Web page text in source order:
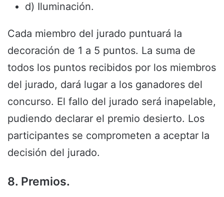
d) Iluminación.
Cada miembro del jurado puntuará la
decoración de 1 a 5 puntos. La suma de
todos los puntos recibidos por los miembros
del jurado, dará lugar a los ganadores del
concurso. El fallo del jurado será inapelable,
pudiendo declarar el premio desierto. Los
participantes se comprometen a aceptar la
decisión del jurado.
8. Premios.